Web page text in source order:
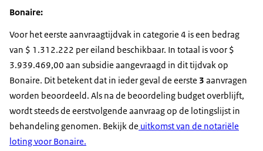
Bonaire:
Voor het eerste aanvraagtijdvak in categorie 4 is een bedrag
van $ 1.312.222 per eiland beschikbaar. In totaal is voor $
3.939.469,00 aan subsidie aangevraagd in dit tijdvak op
Bonaire. Dit betekent dat in ieder geval de eerste 3 aanvragen
worden beoordeeld. Als na de beoordeling budget overblijft,
wordt steeds de eerstvolgende aanvraag op de lotingslijst in
behandeling genomen. Bekijk de uitkomst van de notariële
loting voor Bonaire.